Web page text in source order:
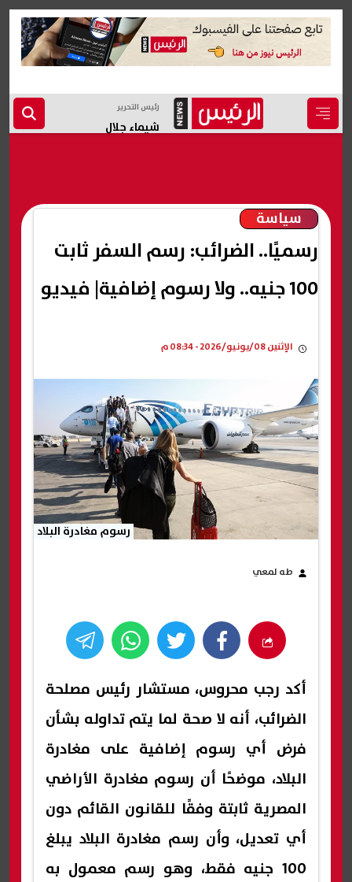
رئيس التحرير
شيماء جلال
سياسة
رسميًا.. الضرائب: رسم السفر ثابت
100 جنيه.. ولا رسوم إضافية| فيديو
الإثنين 08/يونيو/2026 - 08:34 م
رسوم مغادرة البلاد
طه لمعي
أكد رجب محروس، مستشار رئيس مصلحة
الضرائب، أنه لا صحة لما يتم تداوله بشأن
فرض أي رسوم إضافية على مغادرة
البلاد، موضحًا أن رسوم مغادرة الأراضي
المصرية ثابتة وفقًا للقانون القائم دون
أي تعديل، وأن رسم مغادرة البلاد يبلغ
100 جنيه فقط، وهو رسم معمول به